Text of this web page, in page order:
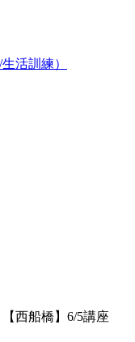
活訓練）
【西船橋】6/5講座